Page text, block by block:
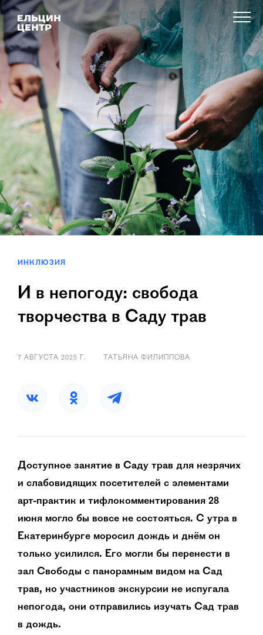
ИНКЛЮЗИЯ
И в непогоду: свобода
творчества в Саду трав
7 АВГУСТА 2025 Г. ТАТЬЯНА ФИЛИППОВА
Доступное занятие в Саду трав для незрячих
и слабовидящих посетителей с элементами
арт-практик и тифлокомментирования 28
июня могло бы вовсе не состояться. С утра в
Екатеринбурге моросил дождь и днём он
только усилился. Его могли бы перенести в
зал Свободы с панорамным видом на Сад
трав, но участников экскурсии не испугала
непогода, они отправились изучать Сад трав
в дождь.